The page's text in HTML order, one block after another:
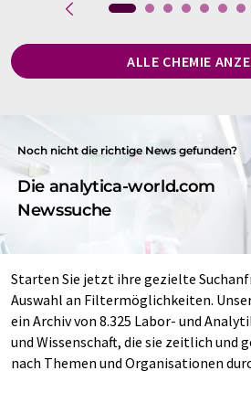
ALLE CHEMIE
Noch nicht die richtige News gefunden?
Die analytica-world.com
Newssuche
Starten Sie jetzt ihre gezielte
Auswahl an Filtermöglichkeiten.
ein Archiv von 8.325 Labor- und
und Wissenschaft, die sie zeitlich
nach Themen und Organisationen